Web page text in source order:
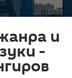
и
-